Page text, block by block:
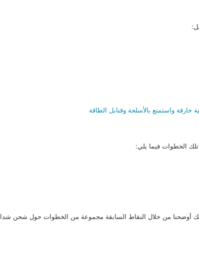
الخطوات فيما يلي:
لذلك أوضحنا من خلال النقاط السابقة مجموعة من الخطوات حول شحن شدا